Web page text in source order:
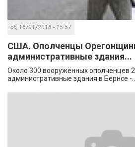
сб, 16/01/2016 - 15:57
США. Ополченцы
административные здания...
Около 300 вооружённых ополченцев
административные здания в Бернсе -...